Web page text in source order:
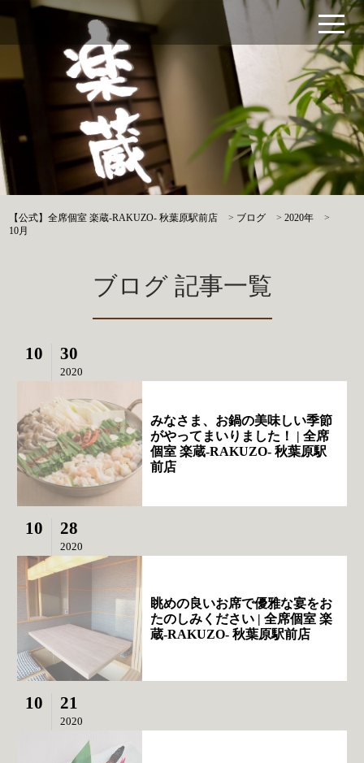
【公式】全席個室 楽蔵‐RAKUZO‐ 秋葉原駅前店 > ブログ >2020年
>
10月
ブログ 記事一覧
10 30
2020
みなさま、お鍋の美味しい季節
がやってまいりました！ | 全席
個室 楽蔵‐RAKUZO‐ 秋葉原駅
前店
10 28
2020
眺めの良いお席で優雅な宴をお
たのしみください | 全席個室 楽
蔵‐RAKUZO‐ 秋葉原駅前店
10 21
2020